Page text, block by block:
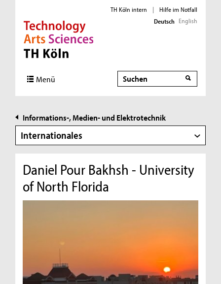
Direkt zur Hauptnavigation
Direkt zur Subnavigation
Direkt zum Inhalt
Direkt zum Fußbereich
TH Köln intern |
Hilfe im Notfall
Deutsch English
Menü Suche
Suche
Informations-, Medien- und Elektrotechnik
Internationales
Daniel Pour Bakhsh - University
of North Florida